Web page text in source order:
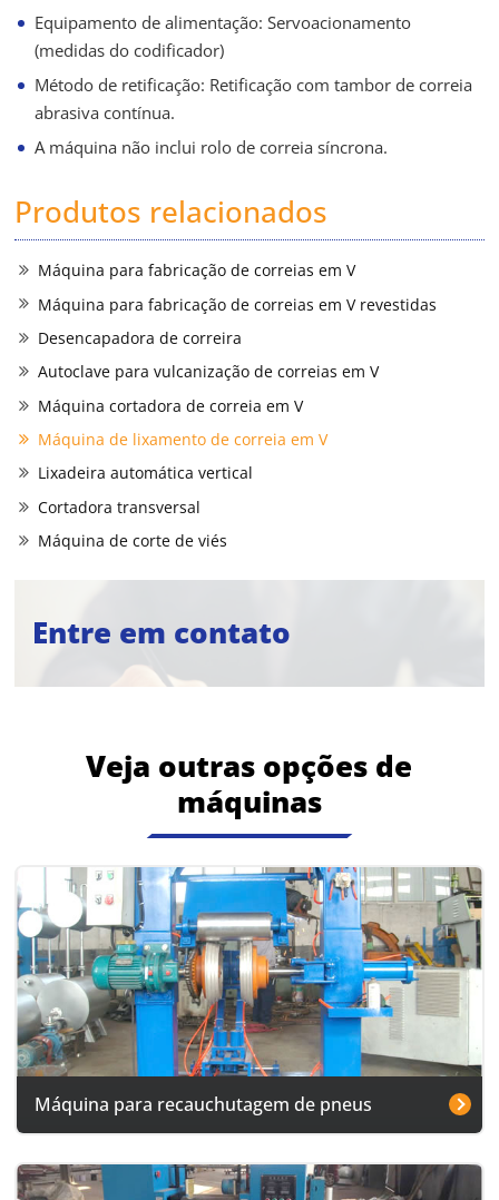
Equipamento de alimentação: Servoacionamento
(medidas do codificador)
Método de retificação: Retificação com tambor de correia
abrasiva contínua.
A máquina não inclui rolo de correia síncrona.
Produtos relacionados
Máquina para fabricação de correias em V
Máquina para fabricação de correias em V revestidas
Desencapadora de correira
Autoclave para vulcanização de correias em V
Máquina cortadora de correia em V
Máquina de lixamento de correia em V
Lixadeira automática vertical
Cortadora transversal
Máquina de corte de viés
Entre em contato
Veja outras opções de
máquinas
Máquina para recauchutagem de pneus